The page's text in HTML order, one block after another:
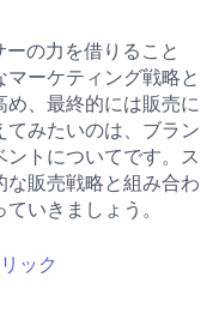
の力を借りること
ーケティング戦略と
、最終的には販売に
みたいのは、ブラン
ントについてです。ス
な販売戦略と組み合わ
いきましょう。
ック